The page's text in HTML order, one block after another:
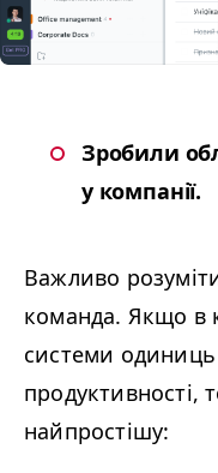
Зробили
у компанії.
Важливо
команда. Якщо в
системи
продуктивності,
найпростішу: